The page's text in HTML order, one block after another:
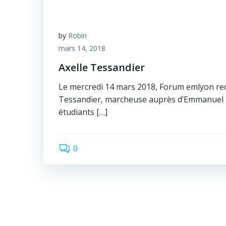
by Robin
mars 14, 2018
Axelle Tessandier
Le mercredi 14 mars 2018, Forum emlyon
Tessandier, marcheuse auprès
étudiants […]
0